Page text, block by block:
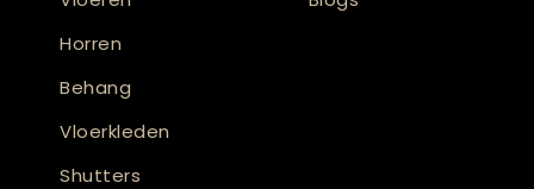
Horren
Behang
Vloerkleden
Shutters